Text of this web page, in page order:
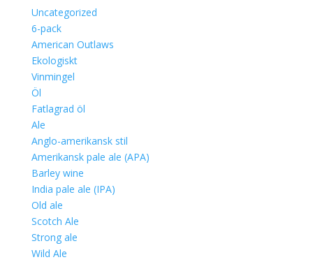
Uncategorized
6-pack
American Outlaws
Ekologiskt
Vinmingel
Öl
Fatlagrad öl
Ale
Anglo-amerikansk stil
Amerikansk pale ale (APA)
Barley wine
India pale ale (IPA)
Old ale
Scotch Ale
Strong ale
Wild Ale